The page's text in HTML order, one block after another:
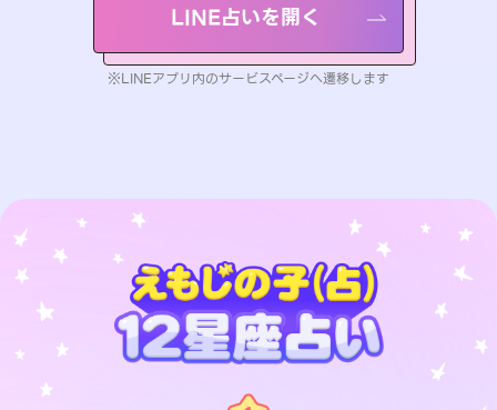
LINE占いを開く
※LINEアプリ内のサービスページへ遷移します